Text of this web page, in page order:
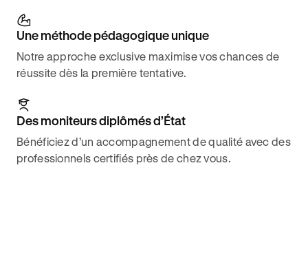
Une méthode pédagogique unique
Notre approche exclusive maximise vos chances de
réussite dès la première tentative.
Des moniteurs diplômés d’État
Bénéficiez d’un accompagnement de qualité avec des
professionnels certifiés près de chez vous.